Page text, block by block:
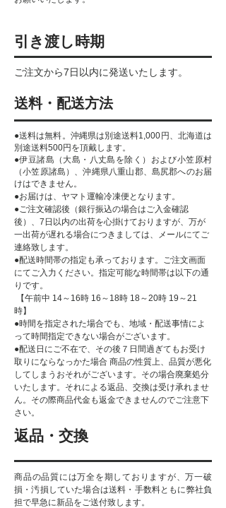
引き渡し時期
ご注文から7日以内に発送いたします。
送料・配送方法
●送料は無料。沖縄県は別途送料1,000円、北海道は
別途送料500円を頂戴します。
●伊豆諸島（大島・八丈島を除く）および小笠原村
（小笠原諸島）、沖縄県八重山郡、島尻郡へのお届
けはできません。
●お届けは、ヤマト運輸冷凍便 となります。
●ご注文確認後（銀行振込の場合はご入金確認
後）、7日以内の出荷を心掛けておりますが、万が
一出荷が遅れる場合につきましては、メールにてご
連絡致します。
●配送時間帯の指定も承っております。ご注文画面
にてご入力ください。指定可能な時間帯は以下の通
りです。
​ 【午前中 14～16時 16～18時 18～20時 19～21
時】
●時間を指定された場合でも、地域・配送事情によ
って時間指定できない場合がございます。
●配送日にご不在で、その後７日間過ぎてもお受け
取りにならなっかた場合 商品の性質上、品質が悪化
してしまうおそれがございます。その場合廃棄処分
いたします。それによる返品、交換は受け承れませ
ん。その際商品代金も返金できませんのでご注意下
さい。
返品・交換
商品の品質には万全を期しておりますが、万一破
損・汚損していた場合は送料・手数料ともに弊社負
担で早急に新品をご送付致します。